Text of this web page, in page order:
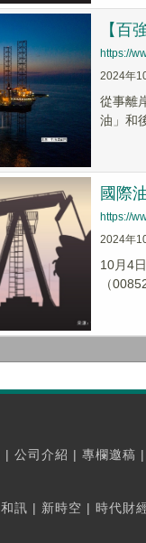
【百
https://
2024年
從事離
油」和
國際
https://
2024年
10月4
（
| 公司介紹 | 專欄邀稿 |
和訊 | 新時空 | 時代財